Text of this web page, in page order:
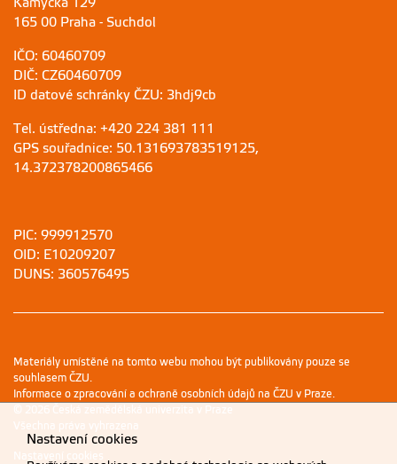
165 00 Praha - Suchdol
IČO: 60460709
DIČ: CZ60460709
ID datové schránky ČZU: 3hdj9cb
Tel. ústředna: +420 224 381 111
GPS souřadnice: 50.131693783519125,
14.372378200865466
PIC: 999912570
OID: E10209207
DUNS: 360576495
Materiály umístěné na tomto webu mohou být publikovány pouze se
souhlasem ČZU.
Informace o zpracování a ochraně osobních údajů na ČZU v Praze
© 2026 Česká zemědělská univerzita v Praze
Všechna práva vyhrazena
Nastavení cookies
Nastavení cookies